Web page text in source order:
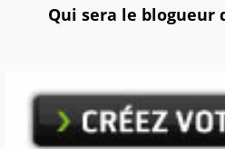
Qui sera le blogueur